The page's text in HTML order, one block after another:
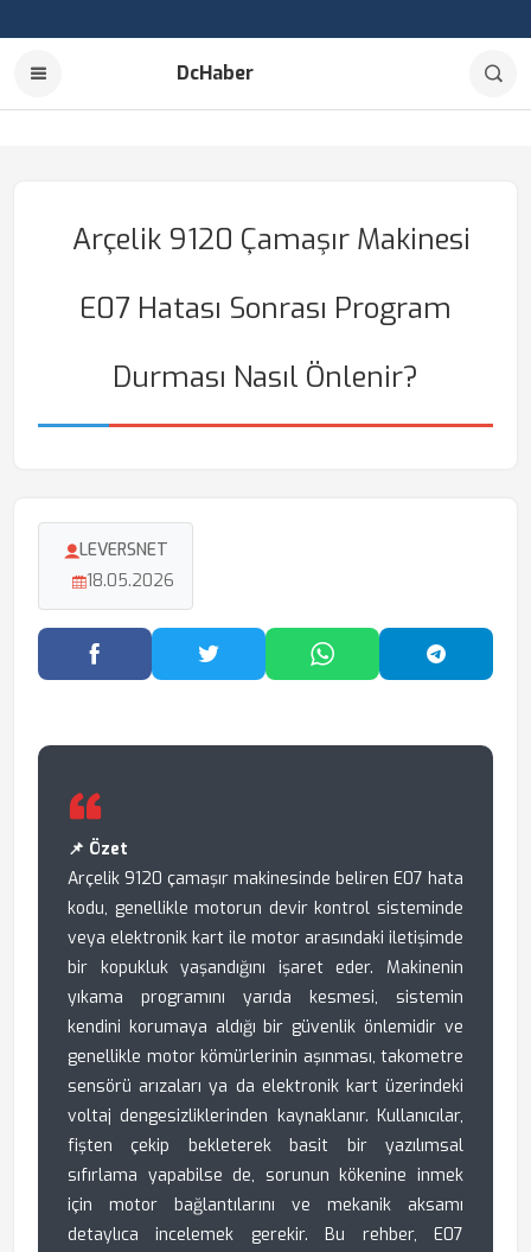
DcHaber
Arçelik 9120 Çamaşır Makinesi
E07 Hatası Sonrası Program
Durması Nasıl Önlenir?
LEVERSNET
18.05.2026
Facebook'ta PaylaşTwitter'da PaylaşWhatsApp'ta Paylaş
📌 Özet
Arçelik 9120 çamaşır makinesinde beliren E07 hata
kodu, genellikle motorun devir kontrol sisteminde
veya elektronik kart ile motor arasındaki iletişimde
bir kopukluk yaşandığını işaret eder. Makinenin
yıkama programını yarıda kesmesi, sistemin
kendini korumaya aldığı bir güvenlik önlemidir ve
genellikle motor kömürlerinin aşınması, takometre
sensörü arızaları ya da elektronik kart üzerindeki
voltaj dengesizliklerinden kaynaklanır. Kullanıcılar,
fişten çekip bekleterek basit bir yazılımsal
sıfırlama yapabilse de, sorunun kökenine inmek
için motor bağlantılarını ve mekanik aksamı
detaylıca incelemek gerekir. Bu rehber, E07